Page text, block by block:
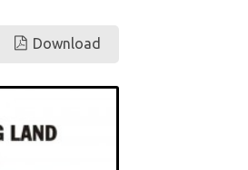
Download